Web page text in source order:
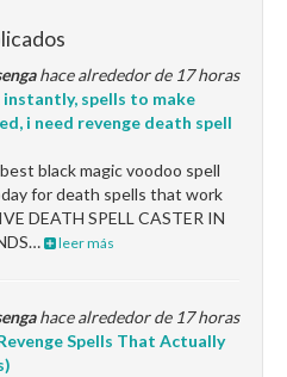
hace alrededor de 17 horas
spells to make
i need revenge death spell
black magic voodoo spell
for death spells that work
DEATH SPELL CASTER IN
leer más
hace alrededor de 17 horas
Spells That Actually